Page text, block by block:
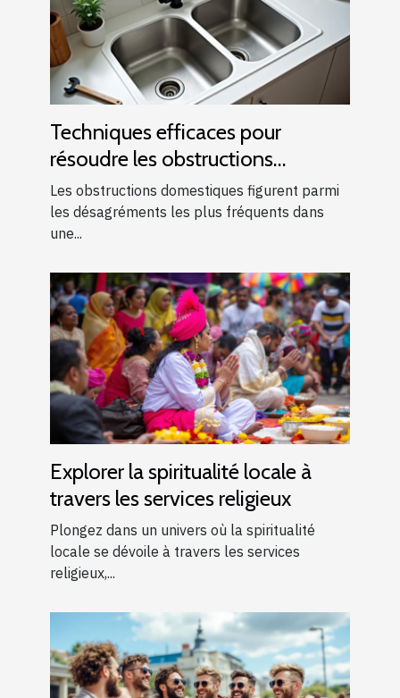
Techniques efficaces pour
résoudre les obstructions
domestiques courantes
Les obstructions domestiques figurent parmi
les désagréments les plus fréquents dans
une...
Explorer la spiritualité locale à
travers les services religieux
Plongez dans un univers où la spiritualité
locale se dévoile à travers les services
religieux,...